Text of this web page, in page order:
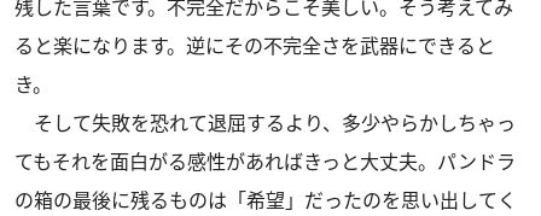
残した言葉です。不完全だからこそ美しい。そう考えてみ
ると楽になります。逆にその不完全さを武器にできると
き。
そして失敗を恐れて退屈するより、多少やらかしちゃっ
てもそれを面白がる感性があればきっと大丈夫。パンドラ
の箱の最後に残るものは「希望」だったのを思い出してく